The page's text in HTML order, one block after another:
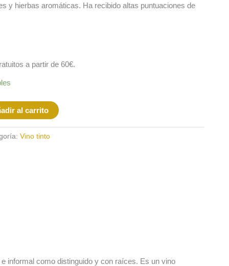
y hierbas aromáticas. Ha recibido altas puntuaciones de
a partir de 60€.
al carrito
Vino tinto
informal como distinguido y con raíces. Es un vino